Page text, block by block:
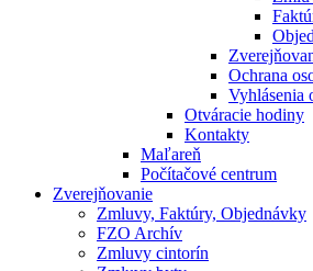
Ochrana
Vyhlásenia
Otváracie hodiny
Kontakty
Maľareň
Počítačové centrum
Zverejňovanie
Zmluvy, Faktúry, Objednávky
FZO Archív
Zmluvy cintorín